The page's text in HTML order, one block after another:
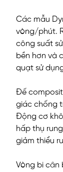
Các mẫu
vòng/phút.
công suất
bền hơn và
quạt sử
Đế
giác chống
Động cơ
hấp thụ
giảm thiểu
Vòng bi cân